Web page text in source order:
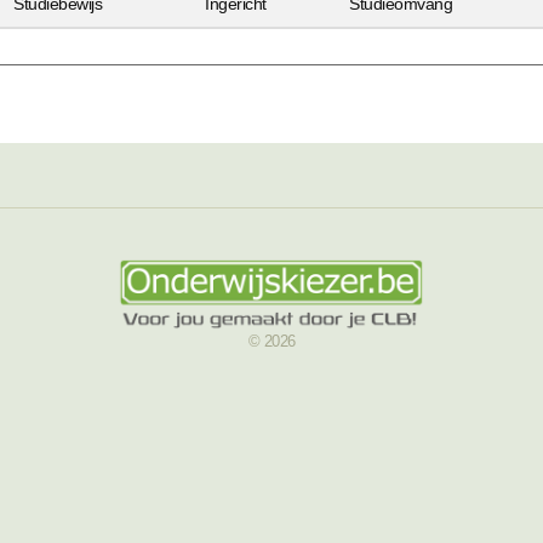
Studiebewijs Ingericht Studieomvang
© 2026